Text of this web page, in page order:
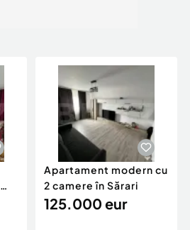
Apartament modern cu
2 camere în Sărari
125.000 eur